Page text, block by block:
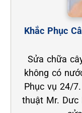
Khắc Phục
Sửa chữa
không có
Phục vụ 24/
thuật Mr. Dưc